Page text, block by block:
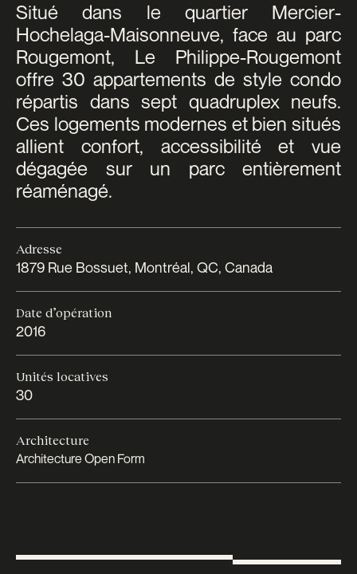
Situé dans le quartier Mercier-
Hochelaga-Maisonneuve, face au parc
Rougemont, Le Philippe-Rougemont
offre 30 appartements de style condo
répartis dans sept quadruplex neufs.
Ces logements modernes et bien situés
allient confort, accessibilité et vue
dégagée sur un parc entièrement
réaménagé.
Adresse
1879 Rue Bossuet, Montréal, QC, Canada
Date d’opération
2016
Unités locatives
30
Architecture
Architecture Open Form